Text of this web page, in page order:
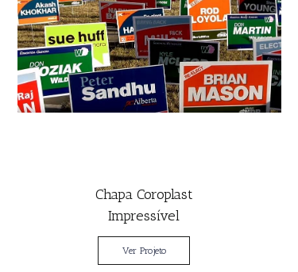
Chapa Coroplast
Impressível
Ver Projeto